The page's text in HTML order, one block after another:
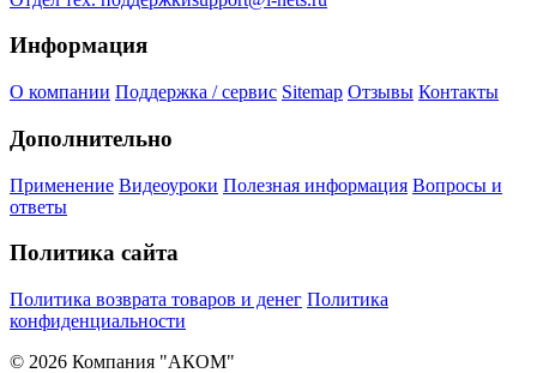
Информация
О компании Поддержка / сервис Sitemap Отзывы Контакты
Дополнительно
Применение Видеоуроки Полезная информация Вопросы и
ответы
Политика сайта
Политика возврата товаров и денег Политика
конфиденциальности
© 2026 Компания "АКОМ"